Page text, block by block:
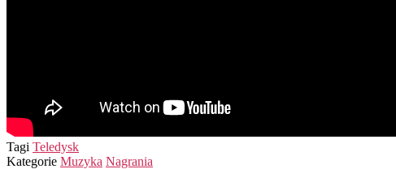
Tagi Teledysk
Kategorie Muzyka Nagrania